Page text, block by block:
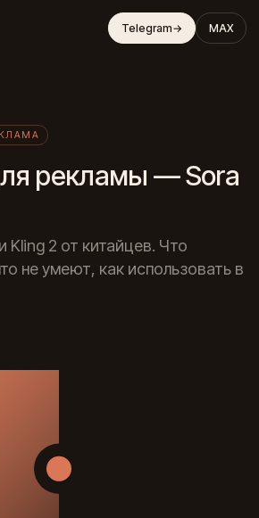
Telegram→ MAX
рекламы — Sora
Kling 2 от китайцев. Что
не умеют, как использовать в